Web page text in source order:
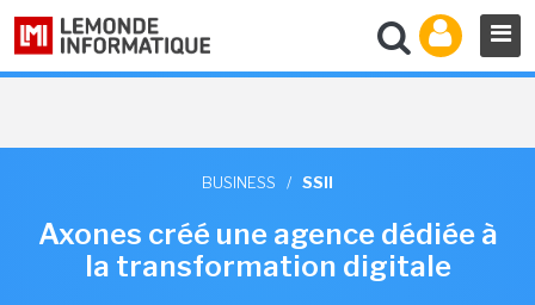
BUSINESS / SSII
Axones créé une agence dédiée à
la transformation digitale